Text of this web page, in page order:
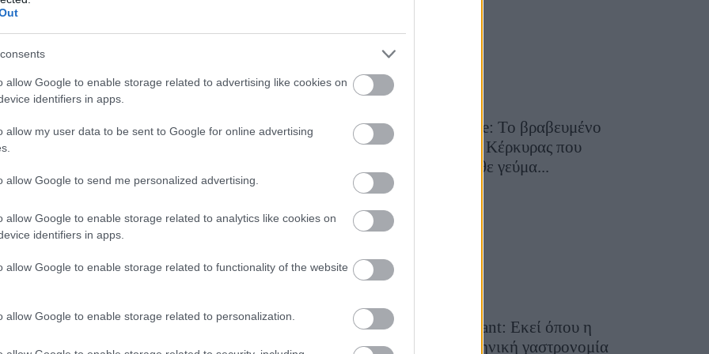
allow Google to enable storage related to advertising like cookies on
identifiers in apps.
allow my user data to be sent to Google for online advertising
allow Google to send me personalized advertising.
allow Google to enable storage related to analytics like cookies on
identifiers in apps.
allow Google to enable storage related to functionality of the website
allow Google to enable storage related to personalization.
εκτός από τη βόλτα στο χωριό, βρήκαμε για εσάς 3
ημερομηνίες αναφοράς για δύο
Toula’s Seaside: Το βραβευμένο
εστιατόριο της Κέρκυρας που
μετατρέπει κάθε γεύμα...
28 Ιουλίου 2026, 11:05
Cavos Restaurant: Εκεί όπου η
αυθεντική ελληνική γαστρονομία